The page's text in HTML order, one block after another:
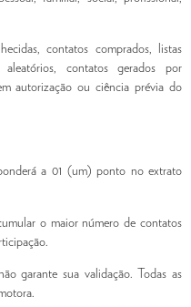
contatos comprados, listas
contatos gerados por
autorização ou ciência prévia do
a 01 (um) ponto no extrato
o maior número de contatos
garante sua validação. Todas as